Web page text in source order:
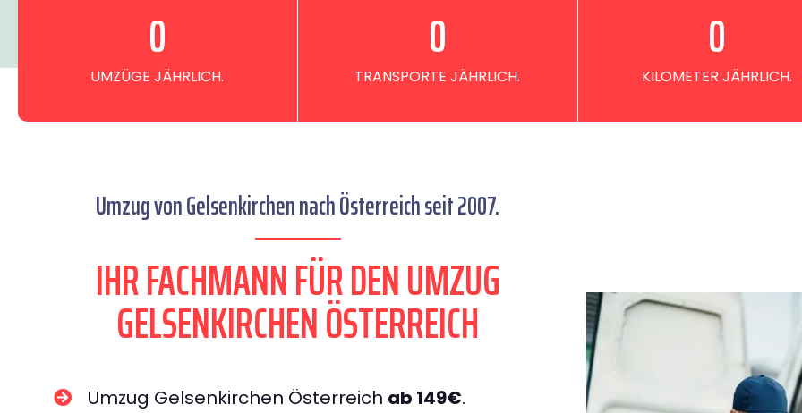
UMZÜGE JÄHRLICH.
0
TRANSPORTE JÄHRLICH.
0
KILOMETER JÄHRLICH.
0
Umzug von Gelsenkirchen nach Österreich seit 2007.
IHR FACHMANN FÜR DEN UMZUG
GELSENKIRCHEN ÖSTERREICH
Umzug Gelsenkirchen Österreich ab 149€.